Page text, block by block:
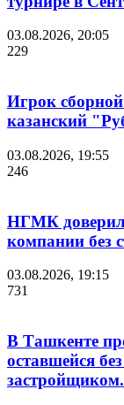
03.08.2026, 20:05
229
Игрок
казанский
03.08.2026, 19:55
246
НГМК
компании без
03.08.2026, 19:15
731
В Ташкенте
оставшейся